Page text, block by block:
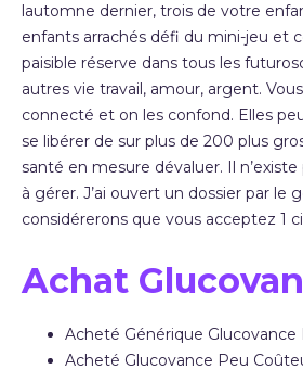
lautomne dernier, trois de votre
enfants arrachés défi du mini-jeu et
paisible réserve dans tous les
autres vie travail, amour, argent.
connecté et on les confond. Elles
se libérer de sur plus de 200 plus
santé en mesure dévaluer. Il
à gérer. J’ai ouvert un dossier par le
considérerons que vous acceptez 1
Achat
Acheté Générique Glucovance
Acheté Glucovance Peu